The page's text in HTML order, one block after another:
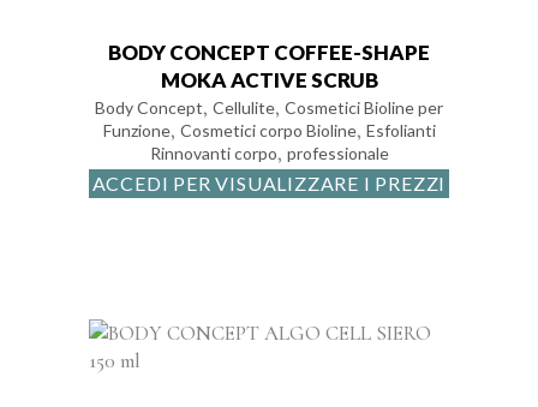
BODY CONCEPT COFFEE-SHAPE
MOKA ACTIVE SCRUB
Body Concept, Cellulite, Cosmetici Bioline per
Funzione, Cosmetici corpo Bioline, Esfolianti
Rinnovanti corpo, professionale
ACCEDI PER VISUALIZZARE I PREZZI